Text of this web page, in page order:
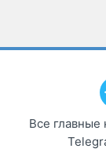
Все главные